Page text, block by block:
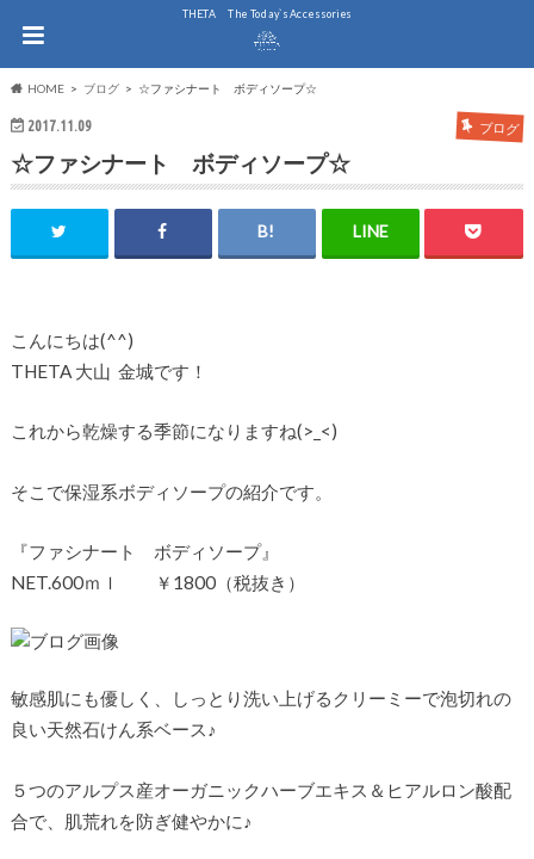
THE.TA The Today`s Accessories
HOME ブログ ☆ファシナート ボディソープ☆
2017.11.09 ブログ
☆ファシナート ボディソープ☆
こんにちは(^^)
THETA 大山 金城です！
これから乾燥する季節になりますね(>_<)
そこで保湿系ボディソープの紹介です。
『ファシナート ボディソープ』
NET.600ｍｌ ￥1800（税抜き）
敏感肌にも優しく、しっとり洗い上げるクリーミーで泡切れの
良い天然石けん系ベース♪
５つのアルプス産オーガニックハーブエキス＆ヒアルロン酸配
合で、肌荒れを防ぎ健やかに♪